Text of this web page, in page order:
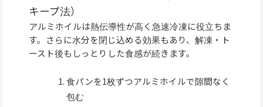
キープ法）
アルミホイルは熱伝導性が高く急速冷凍に役立ちま
す。さらに水分を閉じ込める効果もあり、解凍・ト
ースト後もしっとりした食感が続きます。
食パンを1枚ずつアルミホイルで隙間なく
包む